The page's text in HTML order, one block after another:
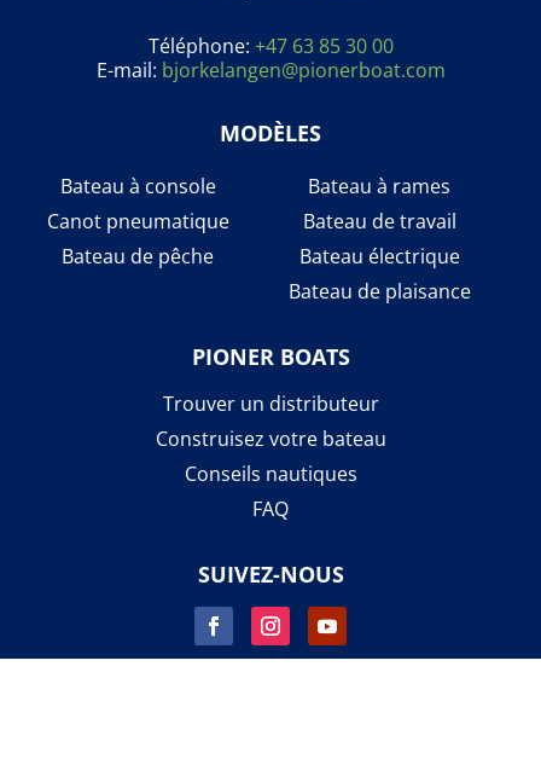
Téléphone: +47 63 85 30 00
E-mail: bjorkelangen@pionerboat.com
MODÈLES
Bateau à console
Canot pneumatique
Bateau de pêche
Bateau à rames
Bateau de travail
Bateau électrique
Bateau de plaisance
PIONER BOATS
Trouver un distributeur
Construisez votre bateau
Conseils nautiques
FAQ
SUIVEZ-NOUS